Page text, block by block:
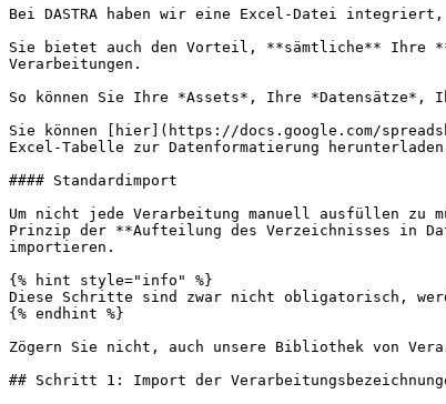
Bei DASTRA haben wir eine Excel-Datei
Sie bietet auch den Vorteil, **sämtliche** Ihre
Verarbeitungen.
So können Sie Ihre *Assets*, Ihre *Datensätze*,
Sie können [hier](https://docs.google.com/
Excel-Tabelle zur Datenformatierung
#### Standardimport
Um nicht jede Verarbeitung manuell ausfüllen zu
Prinzip der **Aufteilung des Verzeichnisses in
importieren.
{% hint style="info" %}
Diese Schritte sind zwar nicht obligatorisch,
{% endhint %}
Zögern Sie nicht, auch unsere Bibliothek von
## Schritt 1: Import der